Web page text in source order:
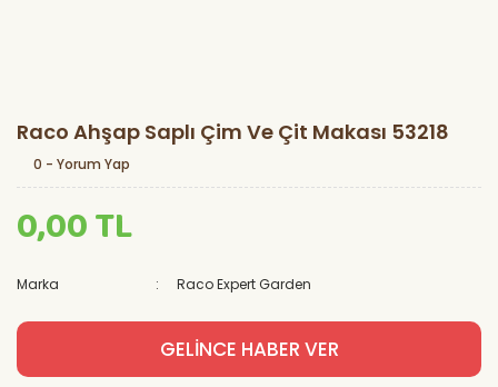
Raco Ahşap Saplı Çim Ve Çit Makası 53218
0 - Yorum Yap
0,00 TL
Marka Raco Expert Garden
GELİNCE HABER VER